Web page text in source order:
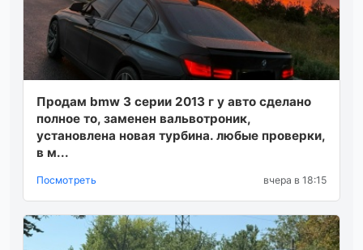
Продам bmw 3 серии 2013 г у авто сделано
полное то, заменен вальвотроник,
установлена новая турбина. любые проверки,
в м...
Посмотреть вчера в 18:15